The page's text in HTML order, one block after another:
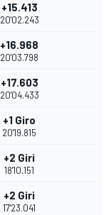
+15.413
20'02.243
+16.968
20'03.798
+17.603
20'04.433
+1 Giro
20'19.815
+2 Giri
18'10.151
+2 Giri
17'23.041